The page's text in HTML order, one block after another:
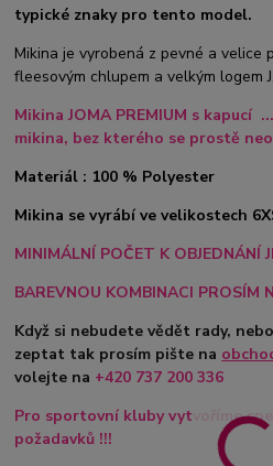
typické znaky pro tento model.
Mikina je vyrobená z pevné a velice
fleesovým chlupem a velkým logem J.
Mikina JOMA PREMIUM s kapucí
mikina, bez kterého se prostě
Materiál : 100 % Polyester
Mikina se vyrábí ve velikostech
MINIMÁLNÍ POČET K OBJEDNÁNÍ
BAREVNOU KOMBINACI PROSÍM
Když si nebudete vědět rady,
zeptat tak prosím pište na
volejte na +420 737 200 336
Pro sportovní kluby vytvoříme
požadavků !!!